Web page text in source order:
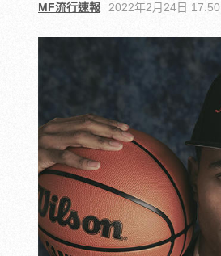
MF流行速報 2022年2月24日 17:50